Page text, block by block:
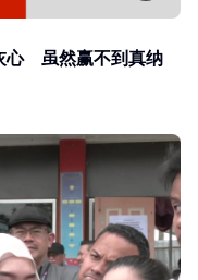
心 虽然赢不到真纳